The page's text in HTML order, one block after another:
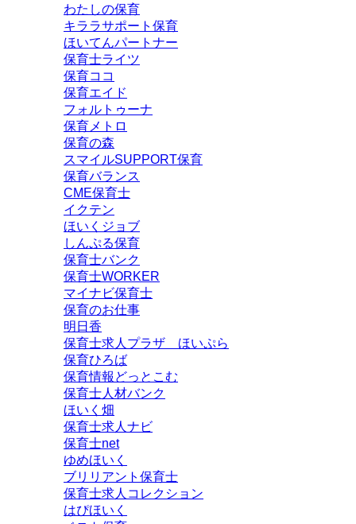
わたしの保育
キララサポート保育
ほいてんパートナー
保育士ライツ
保育ココ
保育エイド
フォルトゥーナ
保育メトロ
保育の森
スマイルSUPPORT保育
保育バランス
CME保育士
イクテン
ほいくジョブ
しんぷる保育
保育士バンク
保育士WORKER
マイナビ保育士
保育のお仕事
明日香
保育士求人プラザ ほいぷら
保育ひろば
保育情報どっとこむ
保育士人材バンク
ほいく畑
保育士求人ナビ
保育士net
ゆめほいく
ブリリアント保育士
保育士求人コレクション
はぴほいく